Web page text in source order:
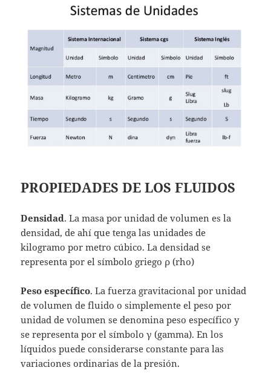
PROPIEDADES DE LOS FLUIDOS
Densidad. La masa por unidad de volumen es la
densidad, de ahí que tenga las unidades de
kilogramo por metro cúbico. La densidad se
representa por el símbolo griego ρ (rho)
Peso específico. La fuerza gravitacional por unidad
de volumen de fluido o simplemente el peso por
unidad de volumen se denomina peso específico y
se representa por el símbolo γ (gamma). En los
líquidos puede considerarse constante para las
variaciones ordinarias de la presión.